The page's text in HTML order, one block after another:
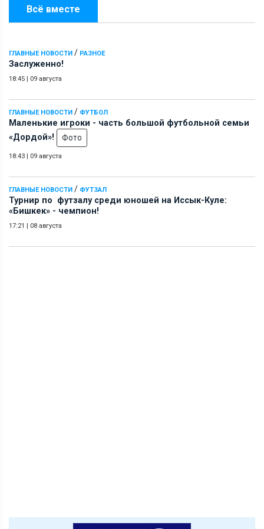
Всё вместе
ГЛАВНЫЕ НОВОСТИ / РАЗНОЕ
Заслуженно!
18:45 | 09 августа
ГЛАВНЫЕ НОВОСТИ / ФУТБОЛ
Маленькие игроки - часть большой футбольной семьи
«Дордой»!
Фото
18:43 | 09 августа
ГЛАВНЫЕ НОВОСТИ / ФУТЗАЛ
Турнир по футзалу среди юношей на Иссык-Куле:
«Бишкек» - чемпион!
17:21 | 08 августа